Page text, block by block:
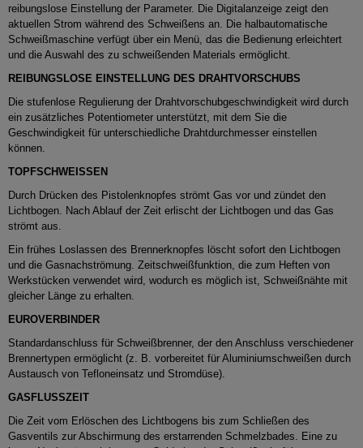
reibungslose Einstellung der Parameter. Die Digitalanzeige zeigt den
aktuellen Strom während des Schweißens an. Die halbautomatische
Schweißmaschine verfügt über ein Menü, das die Bedienung erleichtert
und die Auswahl des zu schweißenden Materials ermöglicht.
REIBUNGSLOSE EINSTELLUNG DES DRAHTVORSCHUBS
Die stufenlose Regulierung der Drahtvorschubgeschwindigkeit wird durch
ein zusätzliches Potentiometer unterstützt, mit dem Sie die
Geschwindigkeit für unterschiedliche Drahtdurchmesser einstellen
können.
TOPFSCHWEISSEN
Durch Drücken des Pistolenknopfes strömt Gas vor und zündet den
Lichtbogen. Nach Ablauf der Zeit erlischt der Lichtbogen und das Gas
strömt aus.
Ein frühes Loslassen des Brennerknopfes löscht sofort den Lichtbogen
und die Gasnachströmung. Zeitschweißfunktion, die zum Heften von
Werkstücken verwendet wird, wodurch es möglich ist, Schweißnähte mit
gleicher Länge zu erhalten.
EUROVERBINDER
Standardanschluss für Schweißbrenner, der den Anschluss verschiedener
Brennertypen ermöglicht (z. B. vorbereitet für Aluminiumschweißen durch
Austausch von Tefloneinsatz und Stromdüse).
GASFLUSSZEIT
Die Zeit vom Erlöschen des Lichtbogens bis zum Schließen des
Gasventils zur Abschirmung des erstarrenden Schmelzbades. Eine zu